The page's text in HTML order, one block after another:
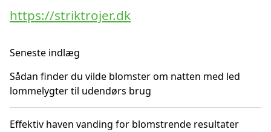
https://striktrojer.dk
Seneste indlæg
Sådan finder du vilde blomster om natten med led
lommelygter til udendørs brug
Effektiv haven vanding for blomstrende resultater